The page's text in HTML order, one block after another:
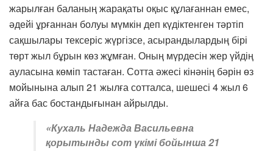
жарылған баланың жарақаты оқыс құлағаннан емес,
әдейі ұрғаннан болуы мүмкін деп күдіктенген тәртіп
сақшылары тексеріс жүргізсе, асырандылардың бірі
төрт жыл бұрын көз жұмған. Оның мүрдесін жер үйдің
ауласына көміп тастаған. Сотта әжесі кінәнің бәрін өз
мойынына алып 21 жылға сотталса, шешесі 4 жыл 6
айға бас бостандығынан айрылды.
«Кухаль Надежда Васильевна
қорытынды сот үкімі бойынша 21